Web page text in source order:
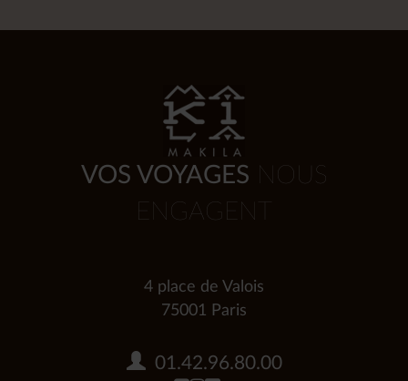
VOS VOYAGES NOUS
ENGAGENT
4 place de Valois
75001 Paris
01.42.96.80.00